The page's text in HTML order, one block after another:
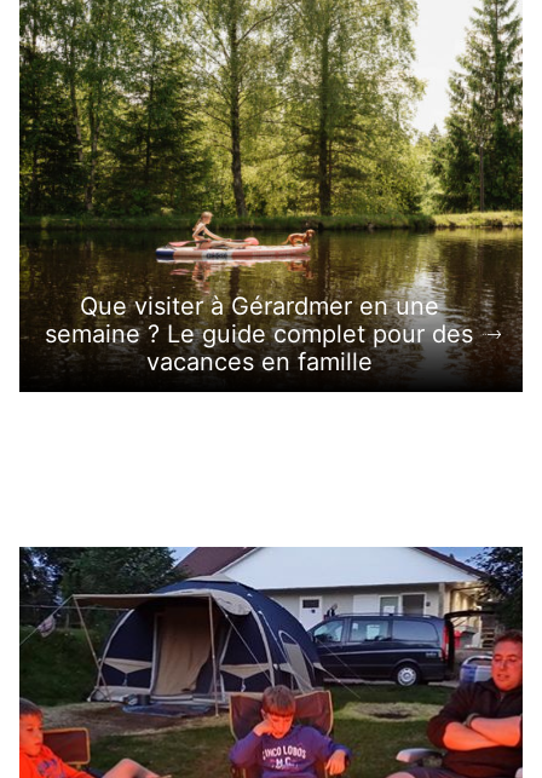
Que visiter à Gérardmer en une
semaine ? Le guide complet pour des
vacances en famille